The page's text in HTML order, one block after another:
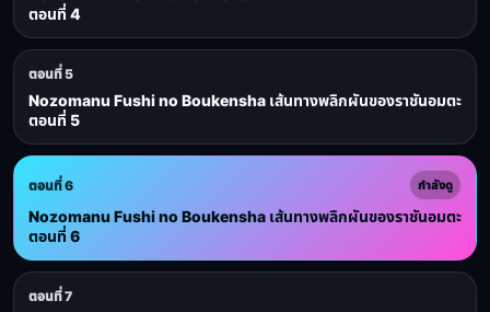
ตอนที่ 4
ตอนที่ 5
Nozomanu Fushi no Boukensha เส้นทางพลิกผันของราชันอมตะ
ตอนที่ 5
ตอนที่ 6 กำลังดู
Nozomanu Fushi no Boukensha เส้นทางพลิกผันของราชันอมตะ
ตอนที่ 6
ตอนที่ 7